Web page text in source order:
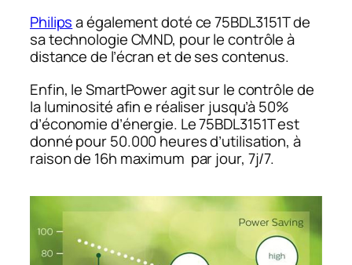
Philipsa également doté ce 75BDL3151T de
sa technologie CMND, pour le contrôle à
distance de l’écran et de ses contenus.
Enfin, le SmartPower agit sur le contrôle de
la luminosité afin e réaliser jusqu’à 50%
d’économie d’énergie. Le 75BDL3151T est
donné pour 50.000 heures d’utilisation, à
raison de 16h maximum par jour, 7j/7.